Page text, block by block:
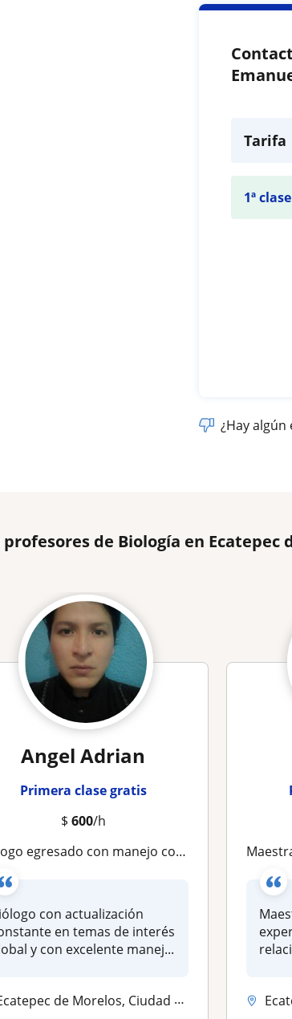
Tarifa
1ª
¿Hay
de Biología en
Angel Adrian
Primera clase gratis
$ 600/h
con manejo completo del conocimiento en ciencias listo para impartir clases
con actualización
en temas de interés
y con excelente manej...
de Morelos, Ciudad Nezahualcóyotl, Gustavo A. Madero, Venusti...
Maestra de